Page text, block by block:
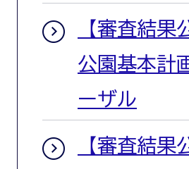
【審査結果
公園基本計
ーザル
【審査結